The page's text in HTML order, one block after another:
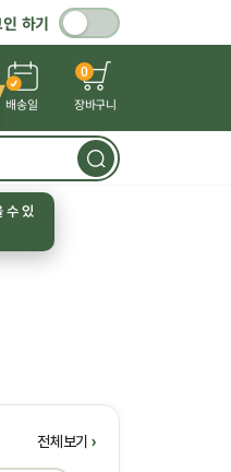
하기
배송일
0
장바구니
전체보기
수 있